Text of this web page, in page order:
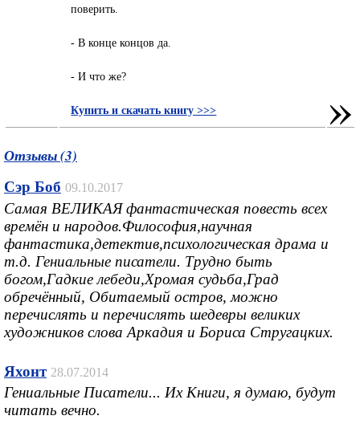
поверить.
- В конце концов да.
- И что же?
Купить и скачать книгу >>> »
Отзывы (3)
Сэр Боб 09.10.2017
Самая ВЕЛИКАЯ фантастическая повесть всех
времён и народов.Философия,научная
фантастика,детектив,психологическая драма и
т.д. Гениальные писатели. Трудно быть
богом,Гадкие лебеди,Хромая судьба,Град
обречённый, Обитаемый остров, можно
перечислять и перечислять шедевры великих
художников слова Аркадия и Бориса Стругацких.
Яхонт 28.07.2014
Гениальные Писатели... Их Книги, я думаю, будут
читать вечно.